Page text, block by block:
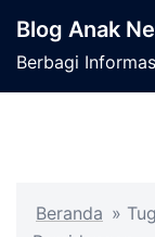
keBlog Anak
Berbagi
Beranda »